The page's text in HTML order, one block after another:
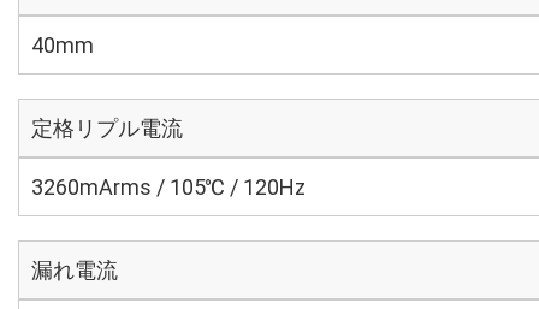
40mm
定格リプル電流
3260mArms / 105℃ / 120Hz
漏れ電流